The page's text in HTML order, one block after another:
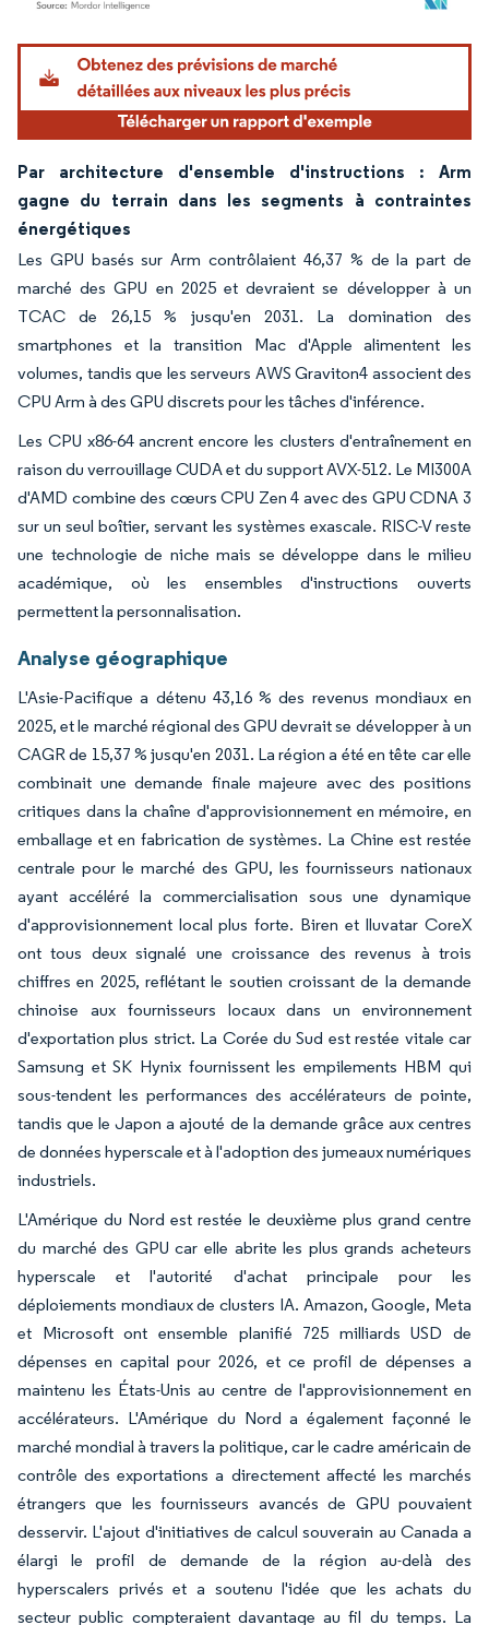
Image © Mordor Intelligence. La réutilisation nécessite une attribution sous CC BY
Par architecture d'ensemble d'instructions : Arm
gagne du terrain dans les segments à contraintes
énergétiques
Les GPU basés sur Arm contrôlaient 46,37 % de la part de
marché des GPU en 2025 et devraient se développer à un
TCAC de 26,15 % jusqu'en 2031. La domination des
smartphones et la transition Mac d'Apple alimentent les
volumes, tandis que les serveurs AWS Graviton4 associent des
CPU Arm à des GPU discrets pour les tâches d'inférence.
Les CPU x86-64 ancrent encore les clusters d'entraînement en
raison du verrouillage CUDA et du support AVX-512. Le MI300A
d'AMD combine des cœurs CPU Zen 4 avec des GPU CDNA 3
sur un seul boîtier, servant les systèmes exascale. RISC-V reste
une technologie de niche mais se développe dans le milieu
académique, où les ensembles d'instructions ouverts
permettent la personnalisation.
Analyse géographique
L'Asie-Pacifique a détenu 43,16 % des revenus mondiaux en
2025, et le marché régional des GPU devrait se développer à un
CAGR de 15,37 % jusqu'en 2031. La région a été en tête car elle
combinait une demande finale majeure avec des positions
critiques dans la chaîne d'approvisionnement en mémoire, en
emballage et en fabrication de systèmes. La Chine est restée
centrale pour le marché des GPU, les fournisseurs nationaux
ayant accéléré la commercialisation sous une dynamique
d'approvisionnement local plus forte. Biren et Iluvatar CoreX
ont tous deux signalé une croissance des revenus à trois
chiffres en 2025, reflétant le soutien croissant de la demande
chinoise aux fournisseurs locaux dans un environnement
d'exportation plus strict. La Corée du Sud est restée vitale car
Samsung et SK Hynix fournissent les empilements HBM qui
sous-tendent les performances des accélérateurs de pointe,
tandis que le Japon a ajouté de la demande grâce aux centres
de données hyperscale et à l'adoption des jumeaux numériques
industriels.
L'Amérique du Nord est restée le deuxième plus grand centre
du marché des GPU car elle abrite les plus grands acheteurs
hyperscale et l'autorité d'achat principale pour les
déploiements mondiaux de clusters IA. Amazon, Google, Meta
et Microsoft ont ensemble planifié 725 milliards USD de
dépenses en capital pour 2026, et ce profil de dépenses a
maintenu les États-Unis au centre de l'approvisionnement en
accélérateurs. L'Amérique du Nord a également façonné le
marché mondial à travers la politique, car le cadre américain de
contrôle des exportations a directement affecté les marchés
étrangers que les fournisseurs avancés de GPU pouvaient
desservir. L'ajout d'initiatives de calcul souverain au Canada a
élargi le profil de demande de la région au-delà des
hyperscalers privés et a soutenu l'idée que les achats du
secteur public compteraient davantage au fil du temps. La